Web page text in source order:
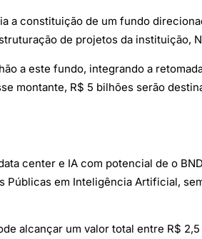
a constituição de um fundo
de projetos da instituição,
a este fundo, integrando a
montante, R$ 5 bilhões serão
center e IA com potencial de o
Públicas em Inteligência Artificial,
alcançar um valor total entre R$